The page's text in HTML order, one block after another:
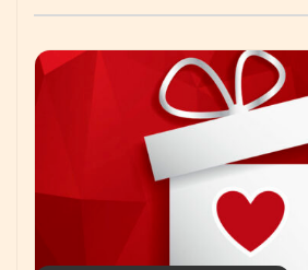
impulsando la colaboración